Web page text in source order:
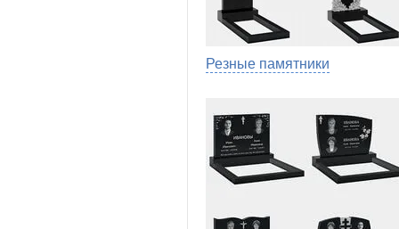
Резные памятники